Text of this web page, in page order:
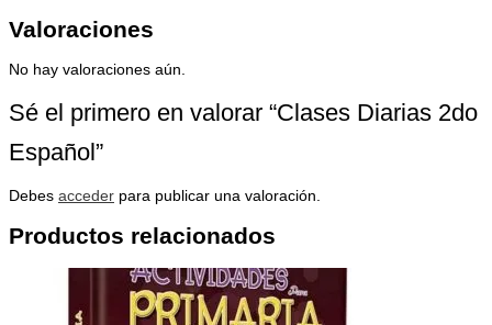
Valoraciones
No hay valoraciones aún.
Sé el primero en valorar “Clases Diarias 2do
Español”
Debes acceder para publicar una valoración.
Productos relacionados